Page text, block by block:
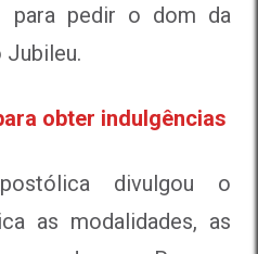
para pedir o dom da
Jubileu.
obter indulgências
divulgou o
as modalidades, as